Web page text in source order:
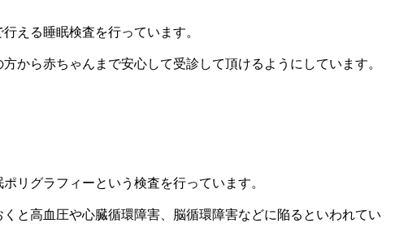
える睡眠検査を行っています。
から赤ちゃんまで安心して受診して頂けるようにしています。
リグラフィーという検査を行っています。
と高血圧や心臓循環障害、脳循環障害などに陥るといわれてい